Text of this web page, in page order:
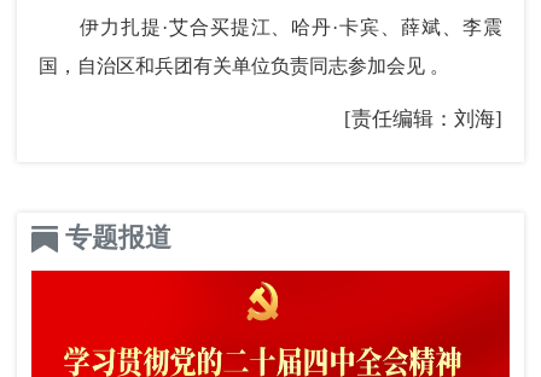
伊力扎提·艾合买提江、哈丹·卡宾、薛斌、李震
国，自治区和兵团有关单位负责同志参加会见 。
[责任编辑：刘海]
专题报道